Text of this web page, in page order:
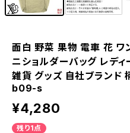
面白 野菜 果物 電車 花 ワ
ニショルダーバッグ レデ
雑貨 グッズ 自社ブラン
b09-s
¥4,280
残り1点